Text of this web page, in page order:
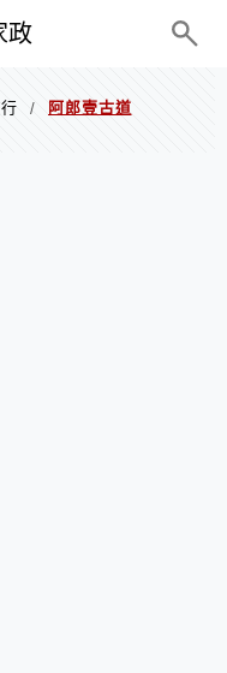
政
/ 阿郎壹古道